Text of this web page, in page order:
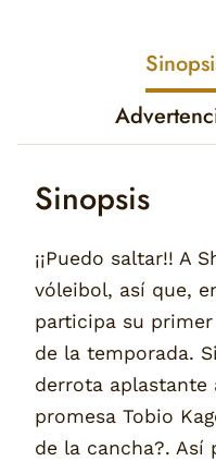
Sinopsis
¡¡Puedo saltar!! A
vóleibol, así que,
participa su
de la temporada.
derrota aplastante
promesa Tobio
de la cancha?. Así